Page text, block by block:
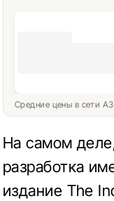
Средние цены в сети
На самом
разработка
издание The